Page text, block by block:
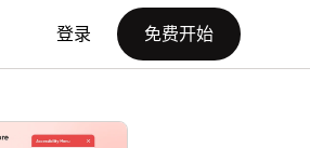
登录 免费开始